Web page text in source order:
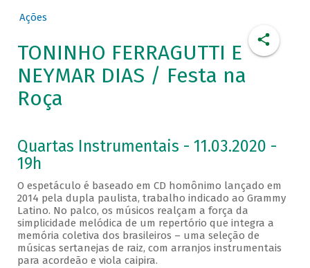
Ações
TONINHO FERRAGUTTI E
NEYMAR DIAS / Festa na
Roça
Quartas Instrumentais - 11.03.2020 -
19h
O espetáculo é baseado em CD homônimo lançado em
2014 pela dupla paulista, trabalho indicado ao Grammy
Latino. No palco, os músicos realçam a força da
simplicidade melódica de um repertório que integra a
memória coletiva dos brasileiros – uma seleção de
músicas sertanejas de raiz, com arranjos instrumentais
para acordeão e viola caipira.